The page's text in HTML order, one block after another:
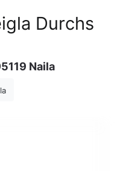
Durchs
Naila